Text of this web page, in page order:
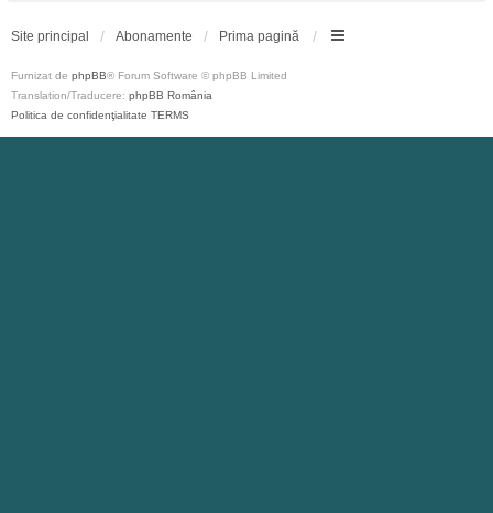
Site principal Abonamente Prima pagină
Furnizat de phpBB® Forum Software © phpBB Limited
Translation/Traducere: phpBB România
Politica de confidenţialitate TERMS